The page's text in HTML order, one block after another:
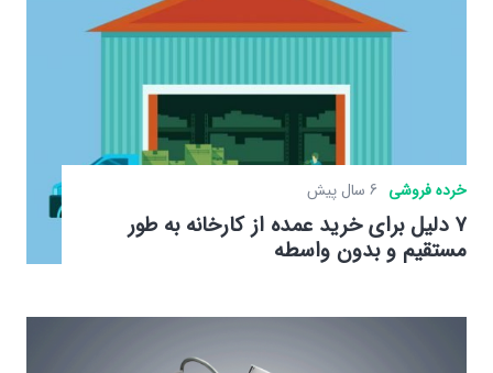
خرده فروشی 6 سال پیش
۷ دلیل برای خرید عمده از کارخانه به طور
مستقیم و بدون واسطه